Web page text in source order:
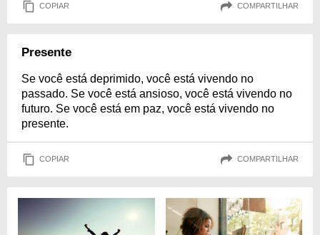
COPIAR COMPARTILHAR
Presente
Se você está deprimido, você está vivendo no
passado. Se você está ansioso, você está vivendo no
futuro. Se você está em paz, você está vivendo no
presente.
COPIAR COMPARTILHAR